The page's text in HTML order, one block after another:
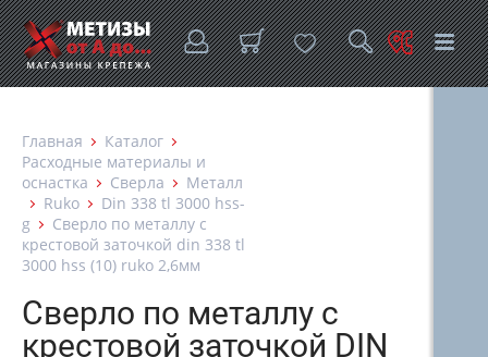
Главная
Каталог
Расходные материалы и
оснастка
Сверла
Металл
Ruko
Din 338 tl 3000 hss-
g
Сверло по металлу с
крестовой заточкой din 338 tl
3000 hss (10) ruko 2,6мм
Сверло по металлу с
крестовой заточкой DIN